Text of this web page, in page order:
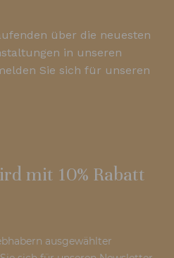
über die neuesten
in unseren
Sie sich für unseren
mit 10% Rabatt
ausgewählter